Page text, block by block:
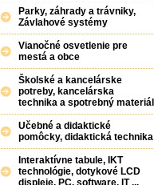
Parky, záhrady a trávniky,
Závlahové systémy
Vianočné osvetlenie pre
mestá a obce
Školské a kancelárske
potreby, kancelárska
technika a spotrebný materiál
Učebné a didaktické
pomôcky, didaktická technika
Interaktívne tabule, IKT
technológie, dotykové LCD
displeje, PC, software, IT ...